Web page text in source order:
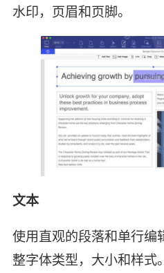
水印，页眉和页脚。
文本
使用直观的段落和单行编
整字体类型，大小和样式。